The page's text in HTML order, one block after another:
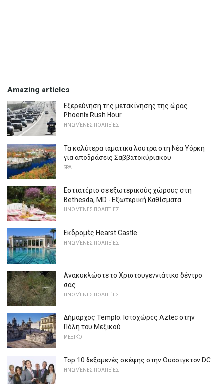
Amazing articles
Εξερεύνηση της μετακίνησης της ώρας
Phoenix Rush Hour
ΗΝΩΜΈΝΕΣ ΠΟΛΙΤΕΊΕΣ
Τα καλύτερα ιαματικά λουτρά στη Νέα Υόρκη
για αποδράσεις Σαββατοκύριακου
SPA
Εστιατόριο σε εξωτερικούς χώρους στη
Bethesda, MD - Εξωτερική Καθίσματα
ΗΝΩΜΈΝΕΣ ΠΟΛΙΤΕΊΕΣ
Εκδρομές Hearst Castle
ΗΝΩΜΈΝΕΣ ΠΟΛΙΤΕΊΕΣ
Ανακυκλώστε το Χριστουγεννιάτικο δέντρο
σας
ΗΝΩΜΈΝΕΣ ΠΟΛΙΤΕΊΕΣ
Δήμαρχος Templo: Ιστοχώρος Aztec στην
Πόλη του Μεξικού
ΜΕΞΙΚΌ
Top 10 δεξαμενές σκέψης στην Ουάσιγκτον DC
ΗΝΩΜΈΝΕΣ ΠΟΛΙΤΕΊΕΣ